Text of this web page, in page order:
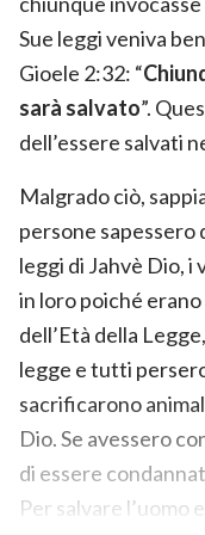
Sue leggi veniva
Gioele 2:32: “
sarà salvato”.
dell’essere salvati
Malgrado ciò,
persone sapessero
leggi di Jahvè Dio, i
in loro poiché
dell’Età della
legge e tutti
sacrificarono
Dio. Se avessero
di essere
Per salvare l’uomo